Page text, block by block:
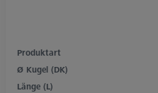
Produktart
Ø Kugel (DK)
Länge (L)